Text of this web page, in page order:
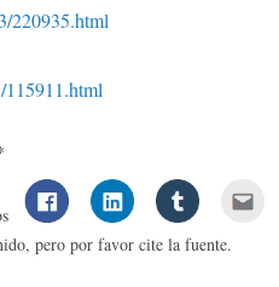
220935.html
115911.html
pero por favor cite la fuente.